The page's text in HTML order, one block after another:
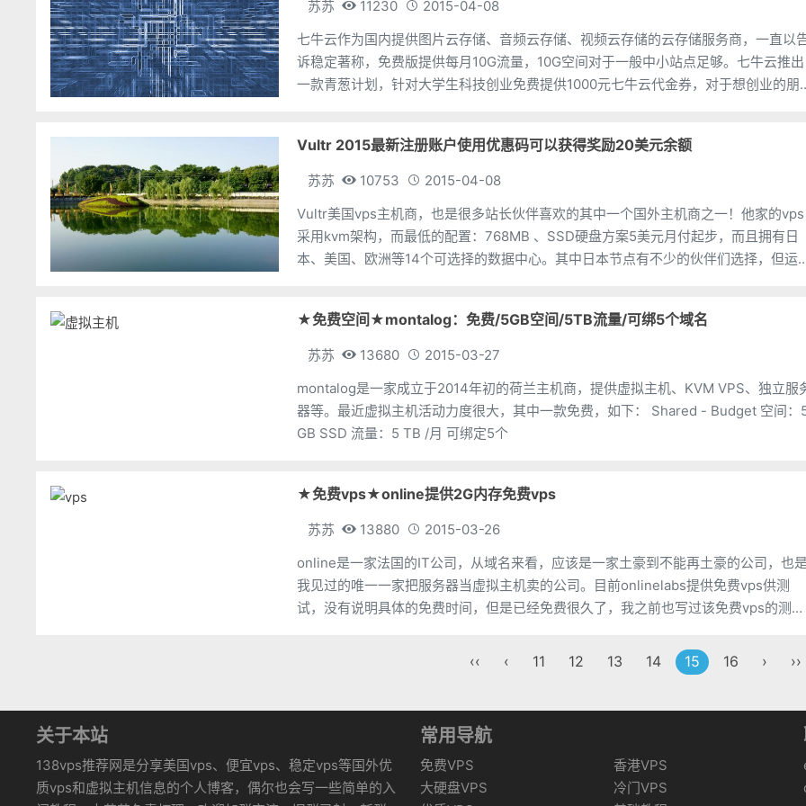
苏苏 11230
2015-04-08
七牛云作为国内提供图片云存储、音频云存储、视频云存储的云存储服务商，一直以
诉稳定著称，免费版提供每月10G流量，10G空间对于一般中小站点足够。七牛云推出
一款青葱计划，针对大学生科技创业免费提供1000元七牛云代金券，对于想创业的朋
Vultr 2015最新注册账户使用优惠码可以获得奖励20美元余额
苏苏 10753
2015-04-08
Vultr美国vps主机商，也是很多站长伙伴喜欢的其中一个国外主机商之一！他家的vps
采用kvm架构，而最低的配置：768MB 、SSD硬盘方案5美元月付起步，而且拥有日
本、美国、欧洲等14个可选择的数据中心。其中日本节点有不少的伙伴们选择，但运
★免费空间★montalog：免费/5GB空间/5TB流量/可绑5个域名
苏苏 13680
2015-03-27
montalog是一家成立于2014年初的荷兰主机商，提供虚拟主机、KVM VPS、独立服
器等。最近虚拟主机活动力度很大，其中一款免费，如下： Shared - Budget 空间：5
GB SSD 流量：5 TB /月 可绑定5个
★免费vps★online提供2G内存免费vps
苏苏 13880
2015-03-26
online是一家法国的IT公司，从域名来看，应该是一家土豪到不能再土豪的公司，也是
我见过的唯一一家把服务器当虚拟主机卖的公司。目前onlinelabs提供免费vps供测
试，没有说明具体的免费时间，但是已经免费很久了，我之前也写过该免费vps的测评
‹‹ ‹ 11 12 13 14 15 16 › ››
关于本站
138vps推荐网是分享美国vps、便宜vps、稳定vps等国外优
质vps和虚拟主机信息的个人博客，偶尔也会写一些简单的入
常用导航
免费VPS
香港VPS
大硬盘VPS
冷门VPS